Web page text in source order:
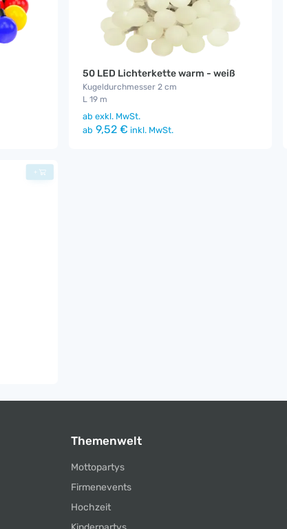
50 LED Lichterkette warm - weiß
Kugeldurchmesser 2 cm
L 19 m
ab exkl. MwSt.
ab 9,52 € inkl. MwSt.
+
Themenwelt
Mottopartys
Firmenevents
Hochzeit